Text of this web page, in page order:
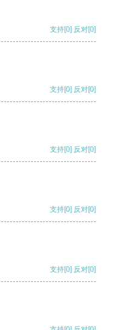
支持[0] 反对[0]
支持[0] 反对[0]
支持[0] 反对[0]
支持[0] 反对[0]
支持[0] 反对[0]